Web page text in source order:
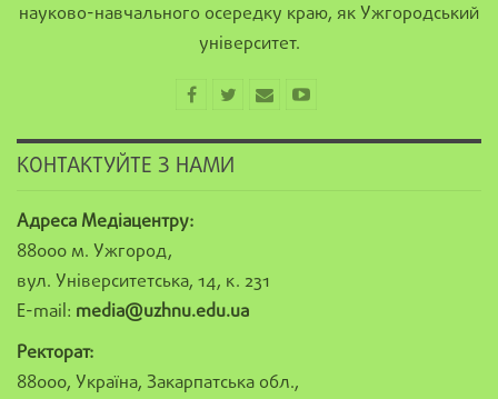
науково-навчального осередку краю, як Ужгородський
університет.
КОНТАКТУЙТЕ З НАМИ
Адреса Медіацентру:
88000 м. Ужгород,
вул. Університетська, 14, к. 231
E-mail: media@uzhnu.edu.ua
Ректорат:
88000, Україна, Закарпатська обл.,